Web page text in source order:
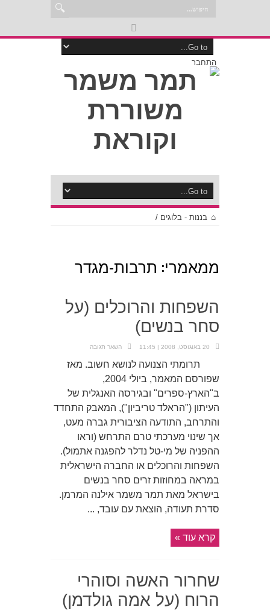
התחבר
בננות - בלוגים /
ממאמרי: תרבות-מגדר
השפחות והרוכלים (על
סחר בנשים)
20 באוגוסט, 2008 | 11:45 השאר תגובה
תרומתי הצנועה לנושא חשוב. מאז
שפורסם המאמר, ביולי 2004,
ב"הארץ-ספרים" ובגירסה האנגלית של
העיתון ("הראלד טריביון"), המאבק התחדד
והתרחב, התודעה הציבורית גברה מעט,
אך שינוי מערכתי טרם התרחש (וראו
ההפניה של מי-טל נדלר להפגנה אתמול).
השפחות והרוכלים או החברה הישראלית
במראה במחוזות זרים סחר בנשים
בישראל מאת תמר משמר אילנה המרמן.
סדרת תעודה, הוצאת עם עובד, ...
קרא עוד »
שחרור האשה וסוהרי
הרוח (על אמה גולדמן)